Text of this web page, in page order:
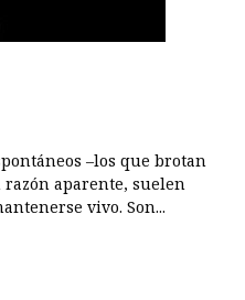
–los que brotan
aparente, suelen
vivo. Son...